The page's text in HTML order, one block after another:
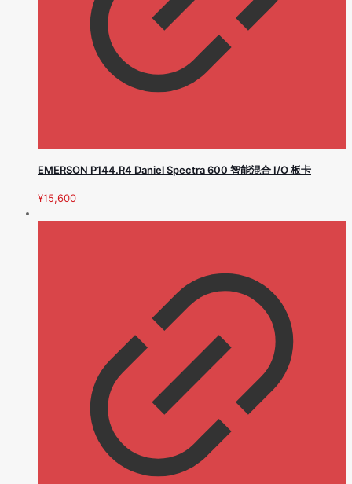
EMERSON P144.R4 Daniel Spectra 600 智能混合 I/O 板卡
¥15,600